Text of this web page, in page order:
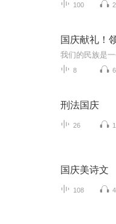
100
国庆献礼！
8
刑法国庆
26
国庆美诗文
108